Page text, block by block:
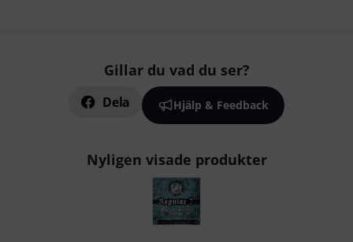
Gillar du vad du ser?
Dela Hjälp & Feedback
Nyligen visade produkter